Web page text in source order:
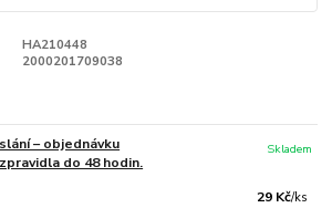
HA210448
2000201709038
– objednávku
do 48 hodin.
29 Kč/ks
Skladem